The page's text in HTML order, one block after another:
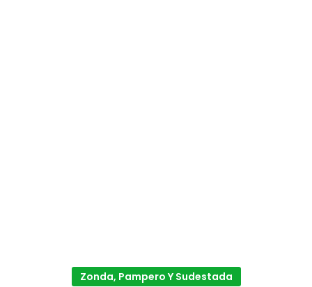
Zonda, Pampero Y Sudestada